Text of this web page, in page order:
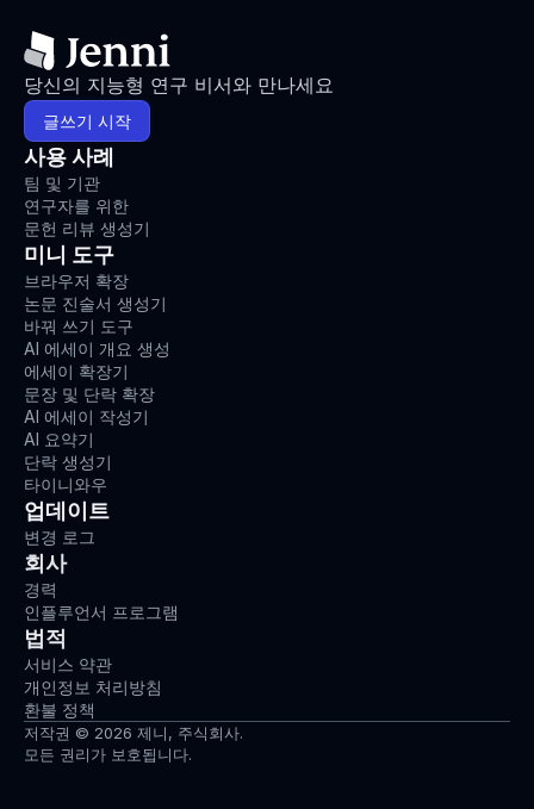
당신의 지능형 연구 비서와 만나세요
글쓰기 시작
사용 사례
팀 및 기관
연구자를 위한
문헌 리뷰 생성기
미니 도구
브라우저 확장
논문 진술서 생성기
바꿔 쓰기 도구
AI 에세이 개요 생성
에세이 확장기
문장 및 단락 확장
AI 에세이 작성기
AI 요약기
단락 생성기
타이니와우
업데이트
변경 로그
회사
경력
인플루언서 프로그램
법적
서비스 약관
개인정보 처리방침
환불 정책
저작권 © 2026 제니, 주식회사.
모든 권리가 보호됩니다.